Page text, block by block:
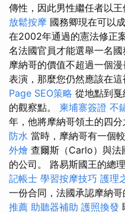
傳性，因此男性繼任者以
放鬆按摩 國務卿現在可以
在2002年通過的憲法修正
名法國官員才能選舉一名國
摩納哥的價值不超過一個
表演，那麼您仍然應該在這
Page SEO策略 從地點到
的觀察點。 柬埔寨簽證 不
年，他將摩納哥領土的四分
防水 當時，摩納哥有一個
外燴 查爾斯（Carlo）與法
的公司。 路易斯國王的總
記帳士 學習按摩技巧 護理
一份合同，法國承認摩納
推薦 助聽器補助 護照換發